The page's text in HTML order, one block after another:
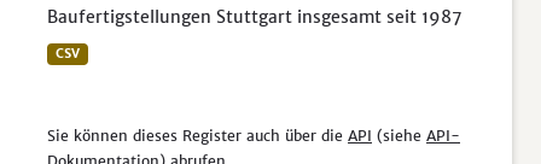
Baufertigstellungen Stuttgart insgesamt seit 1987
CSV
Sie können dieses Register auch über die API (siehe API-